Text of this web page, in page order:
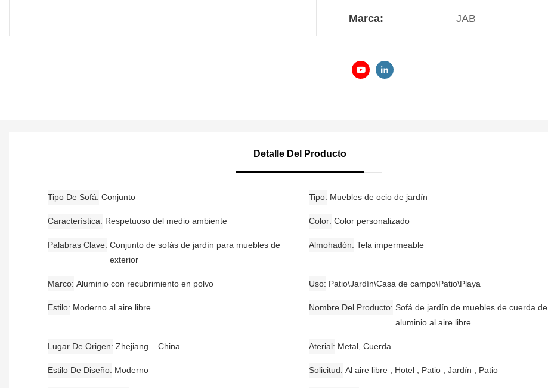
Marca: JAB
Detalle Del Producto
Tipo De Sofá Conjunto Tipo Muebles de ocio de jardín
Característica Respetuoso del medio ambiente Color Color personalizado
Palabras Clave Conjunto de sofás de jardín para muebles de
exterior
Almohadón Tela impermeable
Marco Aluminio con recubrimiento en polvo Uso Patio\Jardín\Casa de campo\Patio\Playa
Estilo Moderno al aire libre Nombre Del Producto Sofá de jardín de muebles de cuerda de
aluminio al aire libre
Lugar De Origen Zhejiang... China Aterial Metal, Cuerda
Estilo De Diseño Moderno Solicitud Al aire libre , Hotel , Patio , Jardín , Patio